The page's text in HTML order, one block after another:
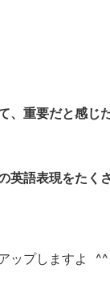
、重要だと感じ
英語表現をたく
ップしますよ ^^